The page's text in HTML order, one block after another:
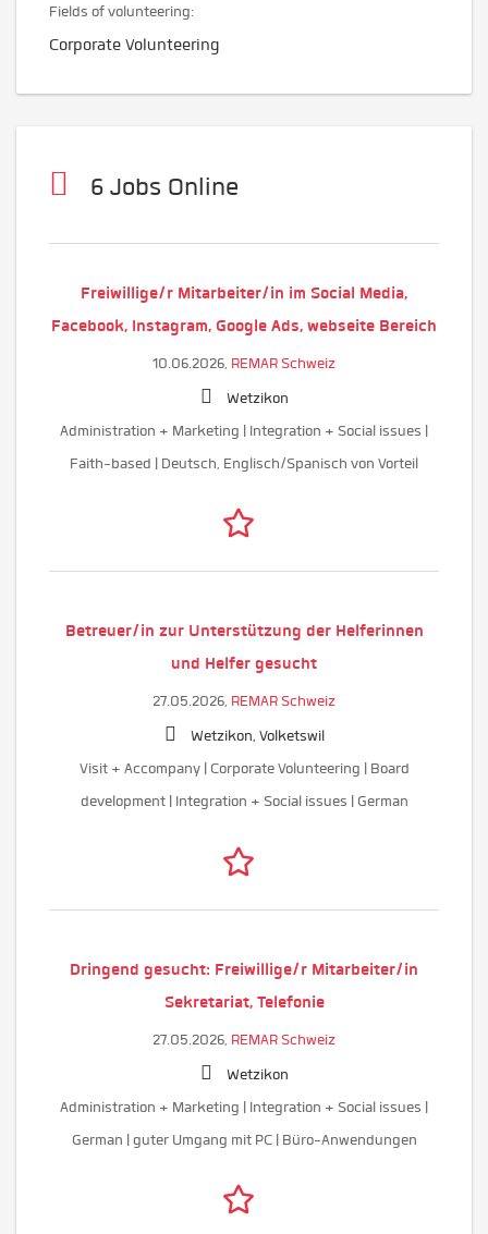
Fields of volunteering:
Corporate Volunteering
6 Jobs Online
Freiwillige/r Mitarbeiter/in im Social Media,
Facebook, Instagram, Google Ads, webseite Bereich
10.06.2026, REMAR Schweiz
Wetzikon
Administration + Marketing | Integration + Social issues |
Faith-based | Deutsch, Englisch/Spanisch von Vorteil
Betreuer/in zur Unterstützung der Helferinnen
und Helfer gesucht
27.05.2026, REMAR Schweiz
Wetzikon, Volketswil
Visit + Accompany | Corporate Volunteering | Board
development | Integration + Social issues | German
Dringend gesucht: Freiwillige/r Mitarbeiter/in
Sekretariat, Telefonie
27.05.2026, REMAR Schweiz
Wetzikon
Administration + Marketing | Integration + Social issues |
German | guter Umgang mit PC | Büro-Anwendungen